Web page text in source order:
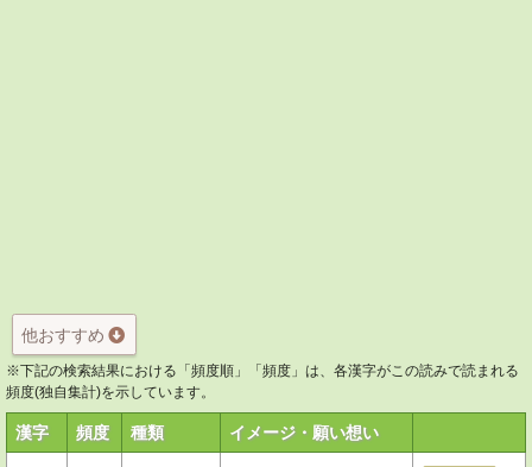
他おすすめ
※下記の検索結果における「頻度順」「頻度」は、各漢字がこの読みで読まれる
頻度(独自集計)を示しています。
漢字 頻度 種類 イメージ・願い想い